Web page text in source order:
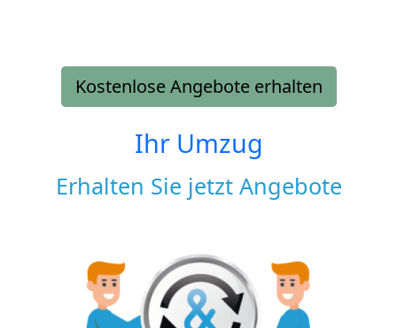
Kostenlose Angebote erhalten
Ihr Umzug
Erhalten Sie jetzt Angebote